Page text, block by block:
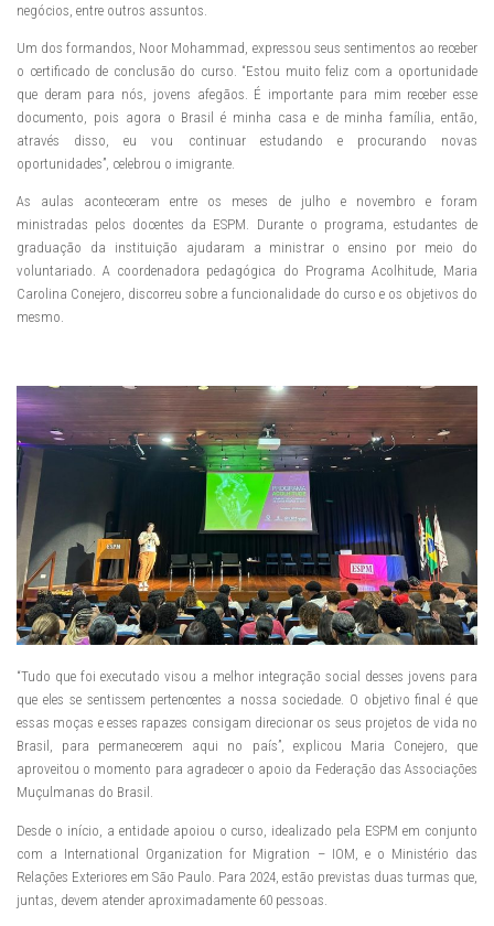
negócios, entre outros assuntos.
Um dos formandos, Noor Mohammad, expressou seus sentimentos ao receber
o certificado de conclusão do curso. “Estou muito feliz com a oportunidade
que deram para nós, jovens afegãos. É importante para mim receber esse
documento, pois agora o Brasil é minha casa e de minha família, então,
através disso, eu vou continuar estudando e procurando novas
oportunidades”, celebrou o imigrante.
As aulas aconteceram entre os meses de julho e novembro e foram
ministradas pelos docentes da ESPM. Durante o programa, estudantes de
graduação da instituição ajudaram a ministrar o ensino por meio do
voluntariado. A coordenadora pedagógica do Programa Acolhitude, Maria
Carolina Conejero, discorreu sobre a funcionalidade do curso e os objetivos do
mesmo.
“Tudo que foi executado visou a melhor integração social desses jovens para
que eles se sentissem pertencentes a nossa sociedade. O objetivo final é que
essas moças e esses rapazes consigam direcionar os seus projetos de vida no
Brasil, para permanecerem aqui no país”, explicou Maria Conejero, que
aproveitou o momento para agradecer o apoio da Federação das Associações
Muçulmanas do Brasil.
Desde o início, a entidade apoiou o curso, idealizado pela ESPM em conjunto
com a International Organization for Migration – IOM, e o Ministério das
Relações Exteriores em São Paulo. Para 2024, estão previstas duas turmas que,
juntas, devem atender aproximadamente 60 pessoas.